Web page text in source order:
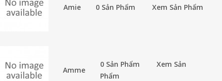
Amie 0 Sản Phẩm Xem Sản Phẩm
Amme
0 Sản Phẩm
Xem Sản
Phẩm